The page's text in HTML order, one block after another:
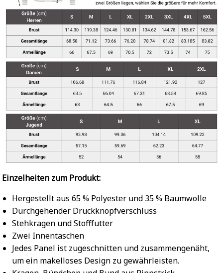
Einzelheiten zum Produkt:
Hergestellt aus 65 % Polyester und 35 % Baumwolle
Durchgehender Druckknopfverschluss
Stehkragen und Stofffutter
Zwei Innentaschen
Jedes Panel ist zugeschnitten und zusammengenäht,
um ein makelloses Design zu gewährleisten.